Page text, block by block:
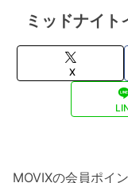
ミッドナイト
X
MOVIXの会員ポイ